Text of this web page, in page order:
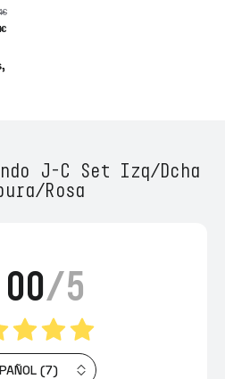
€
€
J-C Set Izq/Dcha
Rosa
/5
(7)